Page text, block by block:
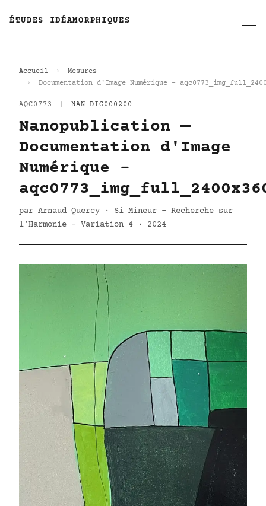
ÉTUDES IDÉAMORPHIQUES
Accueil
Mesures
Documentation d'Image Numérique -
AQC0773 NAN-DIG000200
Nanopublication —
Documentation d'Image
Numérique -
par Arnaud Quercy · Si Mineur - Recherche sur
l'Harmonie - Variation 4 · 2024